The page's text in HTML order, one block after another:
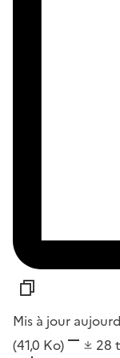
Mis à jour
(41,0 Ko)
28